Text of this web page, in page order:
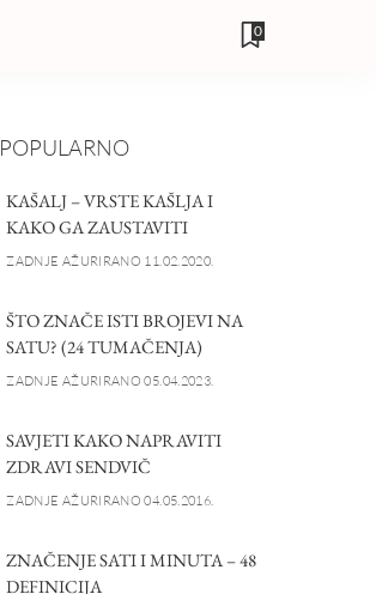
0
POPULARNO
KAŠALJ – VRSTE KAŠLJA I
KAKO GA ZAUSTAVITI
ZADNJE AŽURIRANO 11.02.2020.
ŠTO ZNAČE ISTI BROJEVI NA
SATU? (24 TUMAČENJA)
ZADNJE AŽURIRANO 05.04.2023.
SAVJETI KAKO NAPRAVITI
ZDRAVI SENDVIČ
ZADNJE AŽURIRANO 04.05.2016.
ZNAČENJE SATI I MINUTA – 48
DEFINICIJA